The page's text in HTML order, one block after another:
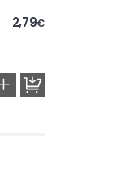
2,79€